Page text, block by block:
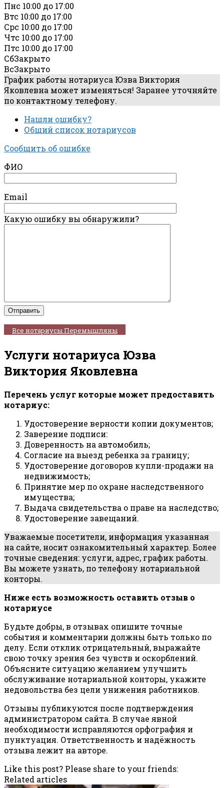
Пнс 10:00 до 17:00
Втс 10:00 до 17:00
Срс 10:00 до 17:00
Чтс 10:00 до 17:00
Птс 10:00 до 17:00
СбЗакрыто
ВсЗакрыто
График работы нотариуса Юзва Виктория
Яковлевна может изменяться! Заранее уточняйте
по контактному телефону.
Нашли ошибку?
Общий список нотариусов
Сообщить об ошибке
ФИО
Email
Какую ошибку вы обнаружили?
Все нотариусы Перемышляны
Услуги нотариуса Юзва
Виктория Яковлевна
Перечень услуг которые может предоставить
нотариус:
Удостоверение верности копии документов;
Заверение подписи:
Доверенность на автомобиль;
Согласие на выезд ребенка за границу;
Удостоверение договоров купли-продажи на
недвижимость;
Принятие мер по охране наследственного
имущества;
Выдача свидетельства о праве на наследство;
Удостоверение завещаний.
Уважаемые посетители, информация указанная
на сайте, носит ознакомительный характер. Более
точные сведения: услуги, адрес, график работы.
Вы можете узнать, по телефону нотариальной
конторы.
Ниже есть возможность оставить отзыв о
нотариусе
Будьте добры, в отзывах опишите точные
события и комментарии должны быть только по
делу. Если отклик отрицательный, выражайте
свою точку зрения без чувств и оскорблений.
Объясните ситуацию желанием улучшить
обслуживание нотариальной конторы, укажите
недовольства без цели унижения работников.
Отзывы публикуются после подтверждения
администратором сайта. В случае явной
необходимости исправляются орфография и
пунктуация. Ответственность и надёжность
отзыва лежит на авторе.
Like this post? Please share to your friends:
Related articles